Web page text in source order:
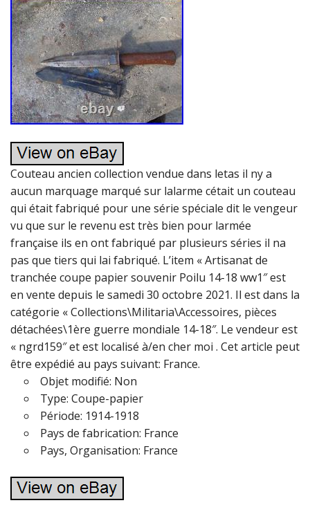
Couteau ancien collection vendue dans letas il ny a
aucun marquage marqué sur lalarme cétait un couteau
qui était fabriqué pour une série spéciale dit le vengeur
vu que sur le revenu est très bien pour larmée
française ils en ont fabriqué par plusieurs séries il na
pas que tiers qui lai fabriqué. L’item « Artisanat de
tranchée coupe papier souvenir Poilu 14-18 ww1″ est
en vente depuis le samedi 30 octobre 2021. Il est dans la
catégorie « Collections\Militaria\Accessoires, pièces
détachées\1ère guerre mondiale 14-18″. Le vendeur est
« ngrd159″ et est localisé à/en cher moi . Cet article peut
être expédié au pays suivant: France.
Objet modifié: Non
Type: Coupe-papier
Période: 1914-1918
Pays de fabrication: France
Pays, Organisation: France